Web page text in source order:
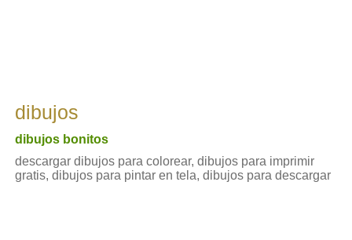
dibujos
dibujos bonitos
descargar dibujos para colorear, dibujos para imprimir
gratis, dibujos para pintar en tela, dibujos para descargar